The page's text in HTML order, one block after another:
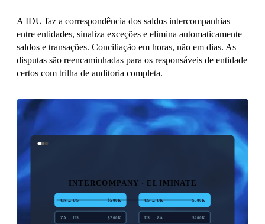
A IDU faz a correspondência dos saldos intercompanhias
entre entidades, sinaliza exceções e elimina automaticamente
saldos e transações. Conciliação em horas, não em dias. As
disputas são reencaminhadas para os responsáveis de entidade
certos com trilha de auditoria completa.
INTERCOMPANY · ELIMINATE
UK → US $500K US → UK $500K
ZA → US $200K US → ZA $200K